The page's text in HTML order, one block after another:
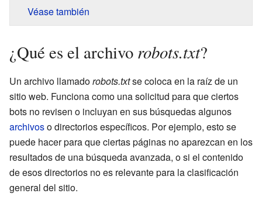
Véase también
¿Qué es el archivo robots.txt?
Un archivo llamadorobots.txtse coloca en la raíz de un
sitio web. Funciona como una solicitud para que ciertos
bots no revisen o incluyan en sus búsquedas algunos
archivoso directorios específicos. Por ejemplo, esto se
puede hacer para que ciertas páginas no aparezcan en los
resultados de una búsqueda avanzada, o si el contenido
de esos directorios no es relevante para la clasificación
general del sitio.